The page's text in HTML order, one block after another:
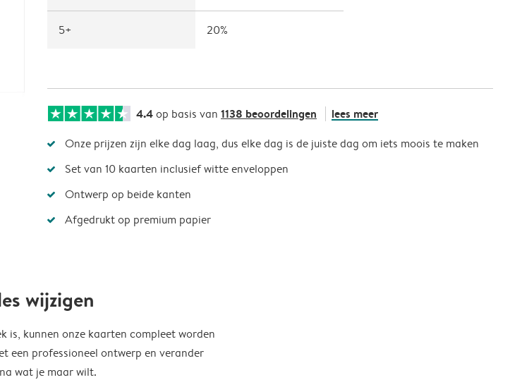
5+ 20%
4.4op basis van 1138 beoordelingen lees meer
Onze prijzen zijn elke dag laag, dus elke dag is de juiste dag om iets moois te maken
Set van 10 kaarten inclusief witte enveloppen
Ontwerp op beide kanten
Afgedrukt op premium papier
wijzigen
is, kunnen onze kaarten compleet worden
een professioneel ontwerp en verander
wat je maar wilt.